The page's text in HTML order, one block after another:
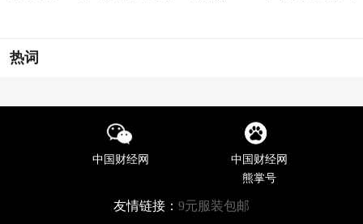
热词
中国财经网
中国财经网
熊掌号
友情链接： 9元服装包邮